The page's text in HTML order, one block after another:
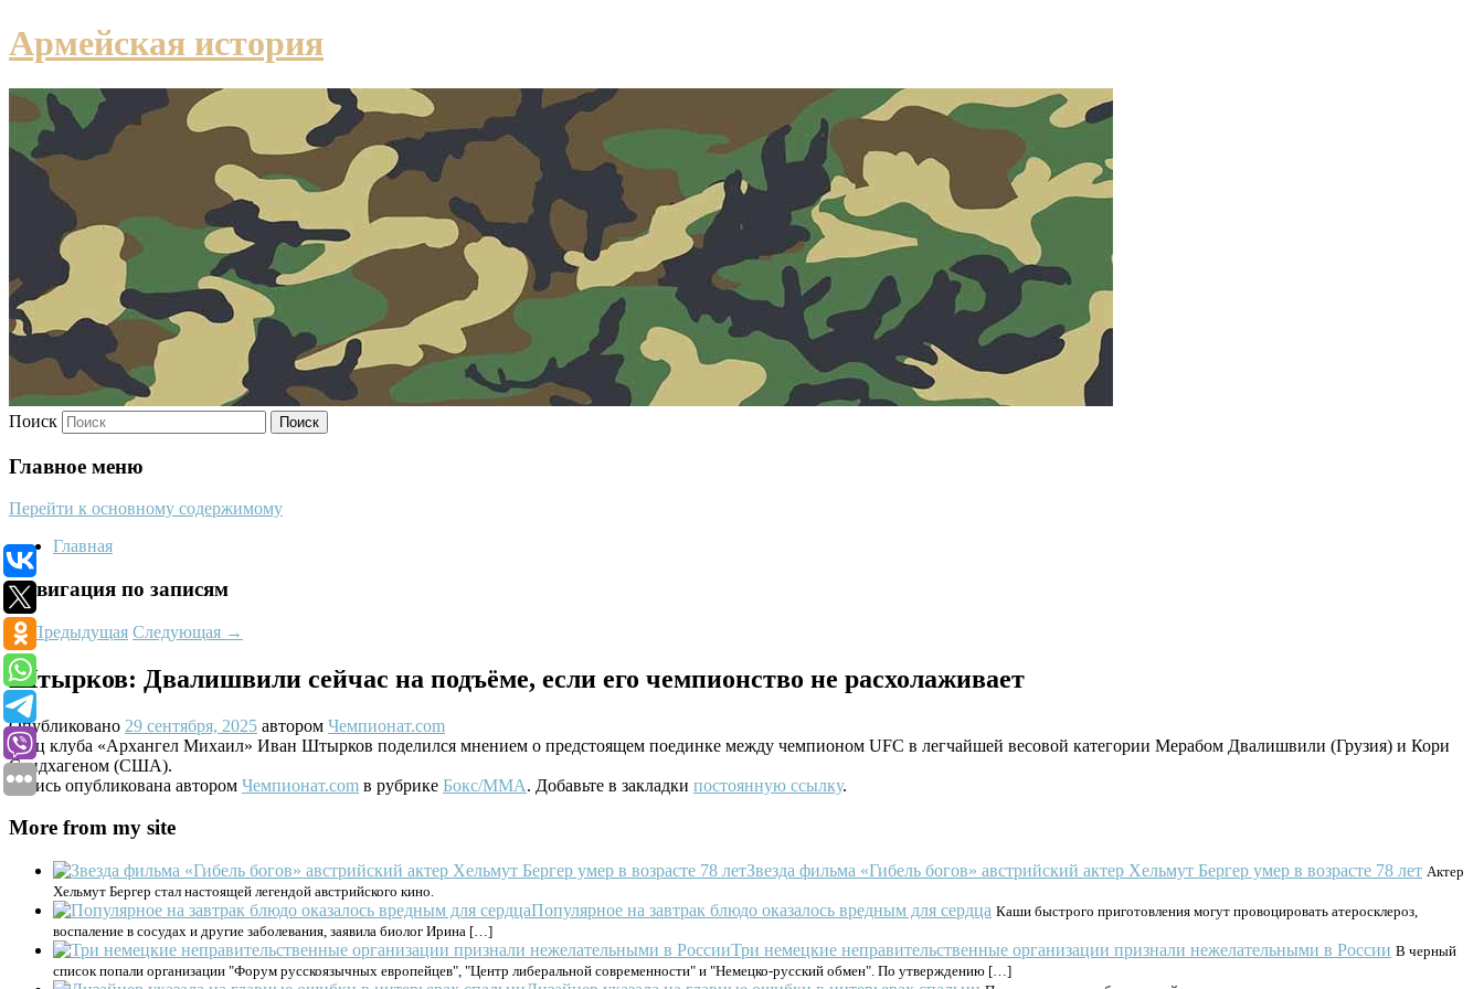
Армейская история
Поиск
Главное меню
Перейти к основному содержимому
Главная
Навигация по записям
←Предыдущая Следующая →
Штырков: Двалишвили сейчас на подъёме, если его чемпионство не расхолаживает
Опубликовано 29 сентября, 2025 автором Чемпионат.com
Боец клуба «Архангел Михаил» Иван Штырков поделился мнением о предстоящем поединке между чемпионом UFC в легчайшей весовой категории Мерабом Двалишвили (Грузия) и Кори
Сэндхагеном (США).
Запись опубликована автором Чемпионат.com в рубрике Бокс/MMA. Добавьте в закладки постоянную ссылку.
More from my site
Звезда фильма «Гибель богов» австрийский актер Хельмут Бергер умер в возрасте 78 лет Актер
Хельмут Бергер стал настоящей легендой австрийского кино.
Популярное на завтрак блюдо оказалось вредным для сердца Каши быстрого приготовления могут провоцировать атеросклероз,
воспаление в сосудах и другие заболевания, заявила биолог Ирина […]
Три немецкие неправительственные организации признали нежелательными в России В черный
список попали организации "Форум русскоязычных европейцев", "Центр либеральной современности" и "Немецко-русский обмен". По утверждению […]